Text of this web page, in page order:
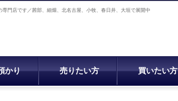
門店です／茜部、細畑、北名古屋、小牧、春日井、大垣で展開中
かり 売りたい方 買いたい方